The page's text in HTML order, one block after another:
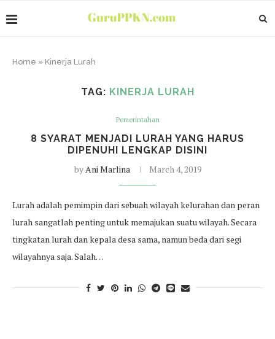
Home » Kinerja Lurah
TAG: KINERJA LURAH
Pemerintahan
8 SYARAT MENJADI LURAH YANG HARUS
DIPENUHI LENGKAP DISINI
byAni Marlina March 4, 2019
Lurah adalah pemimpin dari sebuah wilayah kelurahan dan peran
lurah sangatlah penting untuk memajukan suatu wilayah. Secara
tingkatan lurah dan kepala desa sama, namun beda dari segi
wilayahnya saja. Salah…